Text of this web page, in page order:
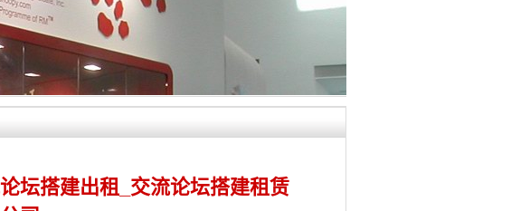
坛搭建出租_交流论坛搭建租赁